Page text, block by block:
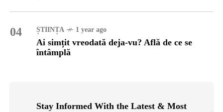
04 ȘTIINȚA 1 year ago
Ai simțit vreodată deja-vu? Află de ce se
întâmplă
Stay Informed With the Latest & Most